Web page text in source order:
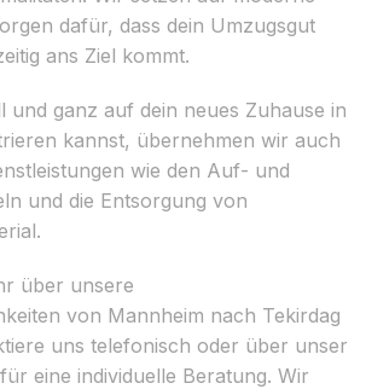
dafür, dass dein Umzugsgut
ans Ziel kommt.
und ganz auf dein neues Zuhause in
kannst, übernehmen wir auch
wie den Auf- und
und die Entsorgung von
über unsere
von Mannheim nach Tekirdag
uns telefonisch oder über unser
eine individuelle Beratung. Wir